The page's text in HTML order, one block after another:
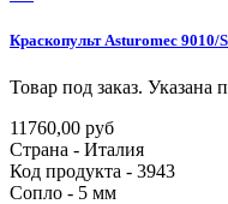
Краскопульт Asturomec 9010/
Товар под заказ. Указана
11760,00 руб
Страна - Италия
Код продукта - 3943
Сопло - 5 мм